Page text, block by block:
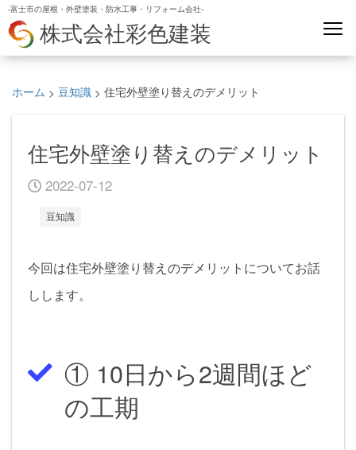
-富士市の屋根・外壁塗装・防水工事・リフォーム会社-
株式会社彩色建装
ホーム > 豆知識 > 住宅外壁塗り替えのデメリット
住宅外壁塗り替えのデメリット
2022-07-12
豆知識
今回は住宅外壁塗り替えのデメリットについてお話
しします。
① 10日から2週間ほど
の工期